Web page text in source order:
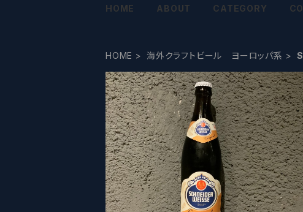
HOME ABOUT CATEGORY
HOME 海外クラフトビール ヨーロッパ系